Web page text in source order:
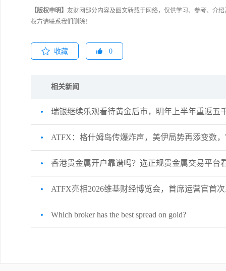
【版权申明】 友财网部分内容及图文转载于网络，仅供学习、参考、介
权方请联系我们删除！
收藏 0
相关新闻
瑞银继续乐观看待黄金后市，明年上半年重返五
ATFX：格什姆岛传爆炸声，美伊局势再添变数
香港贵金属开户靠谱吗？选正规贵金属交易平台
ATFX亮相2026维基财经博览会，首席运营官首
Which broker has the best spread on gold?